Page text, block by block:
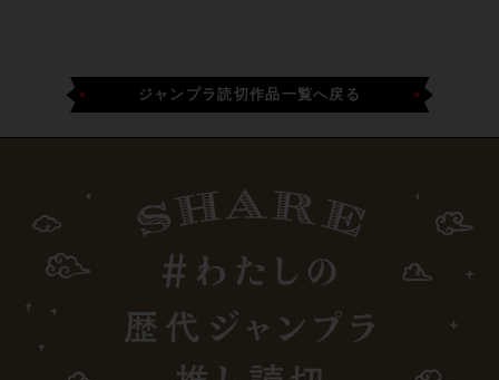
ジャンプラ読切作品一覧へ戻る